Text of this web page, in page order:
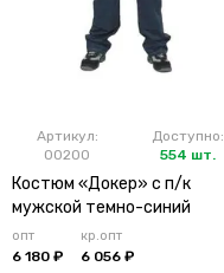
Артикул:
00200
Доступно:
554 шт.
Костюм «Докер» с п/к
мужской темно-синий
опт
6 180 ₽
кр.опт
6 056 ₽